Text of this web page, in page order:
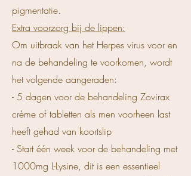
pigmentatie.
Extra voorzorg bij de lippen:
Om uitbraak van het Herpes virus voor en
na de behandeling te voorkomen, wordt
het volgende aangeraden:
- 5 dagen voor de behandeling Zovirax
crème of tabletten als men voorheen last
heeft gehad van koortslip
- Start één week voor de behandeling met
1000mg L-Lysine, dit is een essentieel